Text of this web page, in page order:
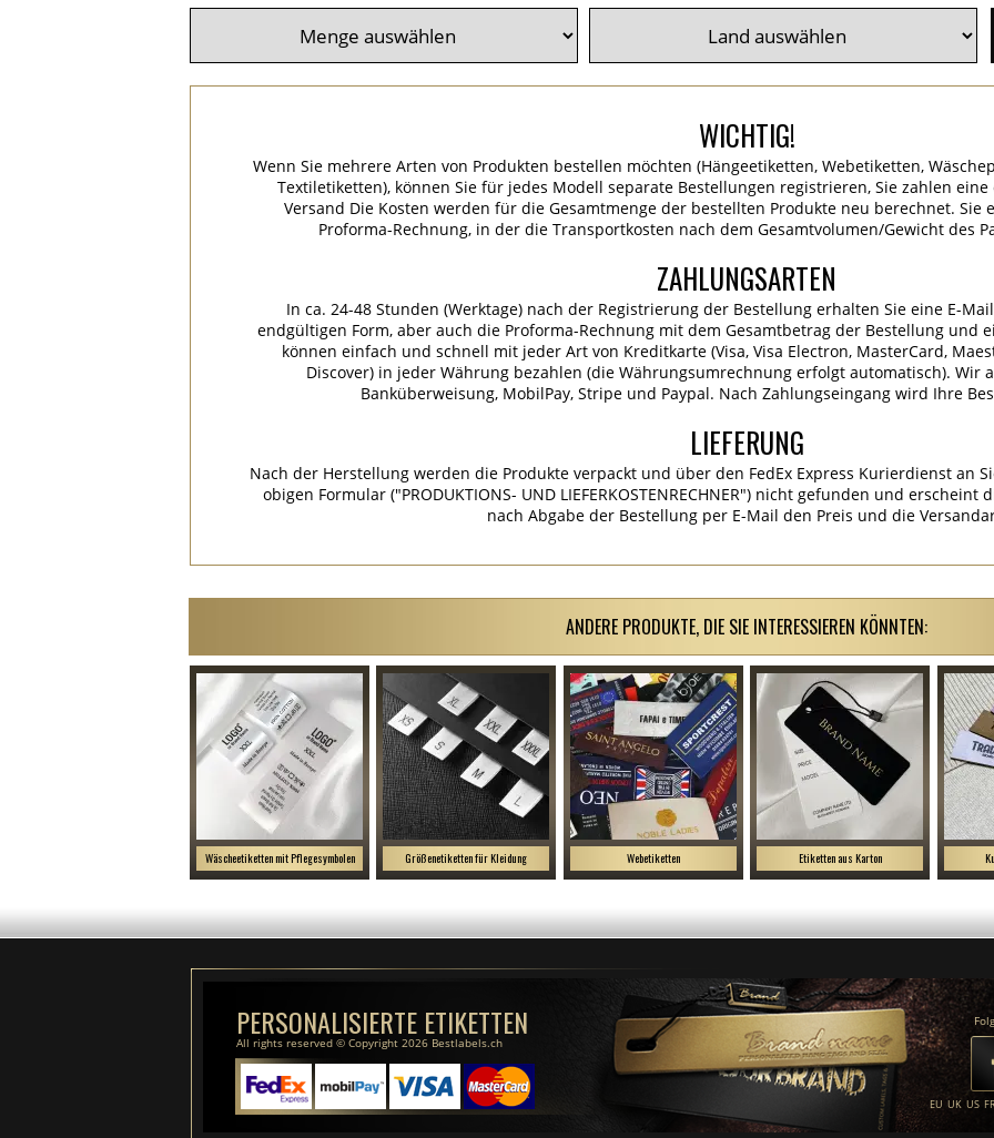
WICHTIG!
Wenn Sie mehrere Arten von Produkten bestellen möchten (Hängeetiketten, Webetiketten,
Textiletiketten), können Sie für jedes Modell separate Bestellungen registrieren, Sie zahlen
Versand Die Kosten werden für die Gesamtmenge der bestellten Produkte neu berechnet. Sie
Proforma-Rechnung, in der die Transportkosten nach dem Gesamtvolumen/Gewicht des
ZAHLUNGSARTEN
In ca. 24-48 Stunden (Werktage) nach der Registrierung der Bestellung erhalten Sie eine E-
endgültigen Form, aber auch die Proforma-Rechnung mit dem Gesamtbetrag der Bestellung und
können einfach und schnell mit jeder Art von Kreditkarte (Visa, Visa Electron, MasterCard,
Discover) in jeder Währung bezahlen (die Währungsumrechnung erfolgt automatisch). Wir
Banküberweisung, MobilPay, Stripe und Paypal. Nach Zahlungseingang wird Ihre
LIEFERUNG
Nach der Herstellung werden die Produkte verpackt und über den FedEx Express Kurierdienst an
obigen Formular ("PRODUKTIONS- UND LIEFERKOSTENRECHNER") nicht gefunden und
nach Abgabe der Bestellung per E-Mail den Preis und die
ANDERE PRODUKTE, DIE SIE INTERESSIEREN KÖNNTEN:
Wäscheetiketten mit Pflegesymbolen Größenetiketten für Kleidung Webetiketten Etiketten aus Karton
PERSONALISIERTE ETIKETTEN
All rights reserved © Copyright 2026 Bestlabels.ch
EU UK US